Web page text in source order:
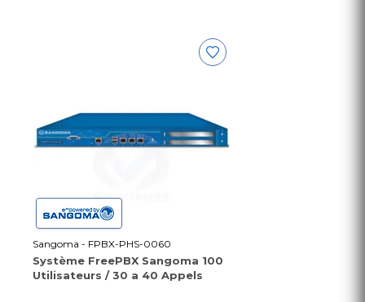
Sangoma - FPBX-PHS-0060
Système FreePBX Sangoma 100
Utilisateurs / 30 a 40 Appels